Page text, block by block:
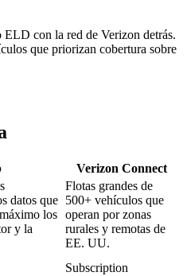
con la red de Verizon detrás.
que priorizan cobertura sobre
Verizon Connect
datos que
los
y la
Flotas grandes de
500+ vehículos que
operan por zonas
rurales y remotas de
EE. UU.
Subscription